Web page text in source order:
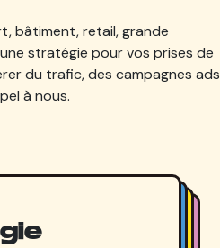
bâtiment, retail, grande
stratégie pour vos prises de
du trafic, des campagnes ads
à nous.